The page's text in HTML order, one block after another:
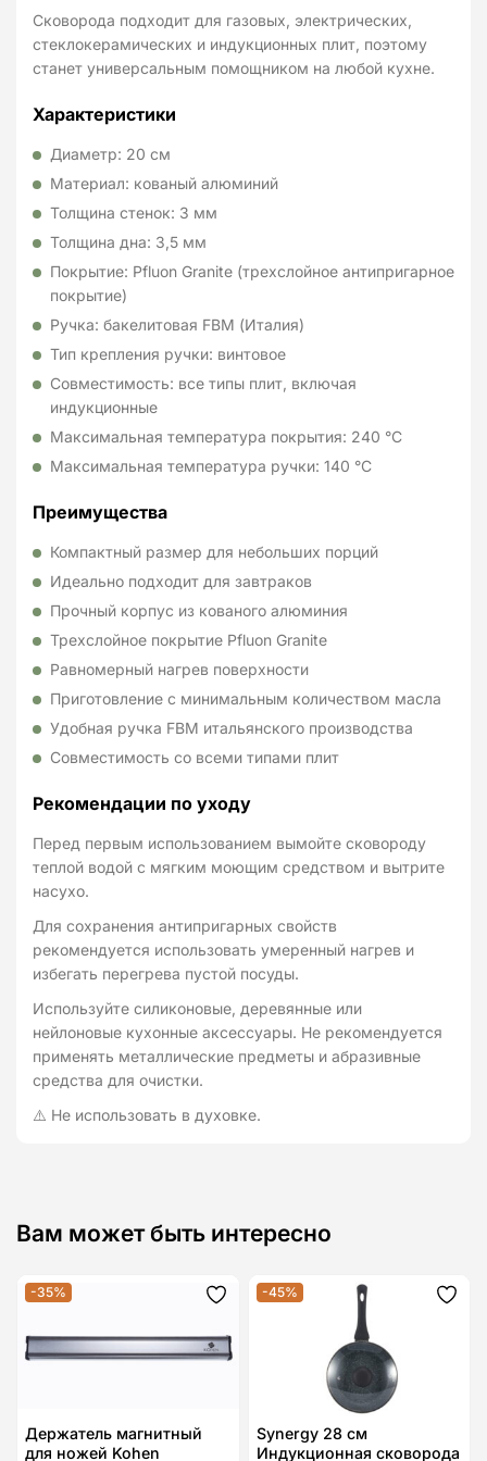
Сковорода подходит для газовых, электрических,
стеклокерамических и индукционных плит, поэтому
станет универсальным помощником на любой кухне.
Характеристики
Диаметр: 20 см
Материал: кованый алюминий
Толщина стенок: 3 мм
Толщина дна: 3,5 мм
Покрытие: Pfluon Granite (трехслойное антипригарное
покрытие)
Ручка: бакелитовая FBM (Италия)
Тип крепления ручки: винтовое
Совместимость: все типы плит, включая
индукционные
Максимальная температура покрытия: 240 °C
Максимальная температура ручки: 140 °C
Преимущества
Компактный размер для небольших порций
Идеально подходит для завтраков
Прочный корпус из кованого алюминия
Трехслойное покрытие Pfluon Granite
Равномерный нагрев поверхности
Приготовление с минимальным количеством масла
Удобная ручка FBM итальянского производства
Совместимость со всеми типами плит
Рекомендации по уходу
Перед первым использованием вымойте сковороду
теплой водой с мягким моющим средством и вытрите
насухо.
Для сохранения антипригарных свойств
рекомендуется использовать умеренный нагрев и
избегать перегрева пустой посуды.
Используйте силиконовые, деревянные или
нейлоновые кухонные аксессуары. Не рекомендуется
применять металлические предметы и абразивные
средства для очистки.
⚠️ Не использовать в духовке.
Вам может быть интересно
-35% Додати
списку
бажань
Держатель магнитный
для ножей Kohen
-45%
Synergy 28 см
Индукционная сковорода